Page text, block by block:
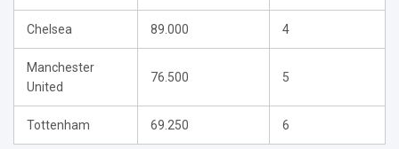
Chelsea 89.000 4
Manchester
United
76.500 5
Tottenham 69.250 6